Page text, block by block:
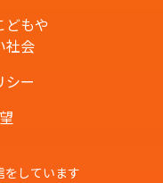
どもや
社会
シー
をしています